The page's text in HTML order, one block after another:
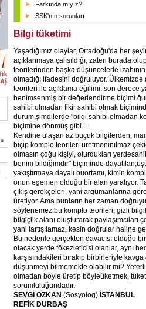
Farkında mıyız?
SSK'nın sorunları
Bilgi tüketimi
Yaşadığımız olaylar, Ortadoğu'da her
açıklanmaya çalışıldığı, zaten burada
teorilerinden başka düşüncelerle
olmadığı ifadesini doğruluyor. Ülkemizde
teorileri ile açıklama eğilimi, son derece
benimsenmiş bir değerlendirme
sahibi olmadan fikir sahibi olmak
durum,şimdilerde "bilgi sahibi olmadan
biçimine dönmüş gibi...
Kendine ulaşan az buçuk bilgilerden,
biçip komplo teorileri üretmeninılmaz
olmasın çoğu kişiyi, oturdukları
benim bildiğimdir" biçiminde
yakıştırmaya dayalı buortamı, kimin
onun egemen olduğu bir alan yaratıyor.
çıkış gerekçeleri, yani argümanlarına
üretiyor. Ama bunların her zaman doğruyu
söylenemez.bu komplo teorileri, gizli
bilgiçlik alanı oluşturarak paylaşımcıları
yani tartışılamaz, kesin doğrular haline
Bu nedenle gerçekten davacısı olduğu
olacak yerde tökezleticisi olanlar, aynı
karşısındakileri bırakıp birbirleriyle
düşünmeyi bilmemekte olabilir mi?
olmadan böyle üretip böyleüketmek,
sorumluluğundadır.
SEVGİ ÖZKAN (Sosyolog) İSTANBUL
REFİK DURBAŞ